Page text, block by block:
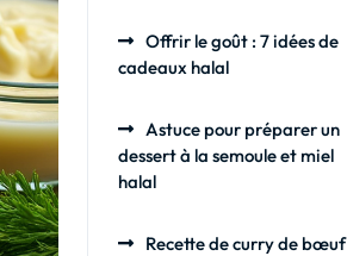
Offrir le goût : 7 idées de
cadeaux halal
Astuce pour préparer un
dessert à la semoule et miel
halal
Recette de curry de bœuf